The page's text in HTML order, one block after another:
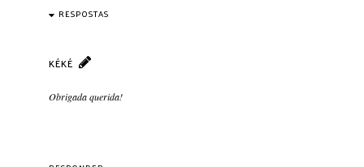
RESPOSTAS
KÉKÉ
Obrigada querida!